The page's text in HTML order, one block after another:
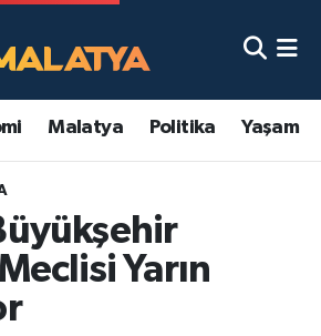
Malatya Politika Yaşam
Yarın
Eczaneler
Vakitleri
Yoğunluk Haritası
Puan Durumu ve Fikstür